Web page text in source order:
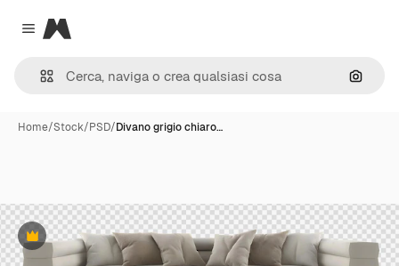
Close menu
Magnific
Cerca
Home/Stock/PSD/Divano grigio chiaro…
Premium